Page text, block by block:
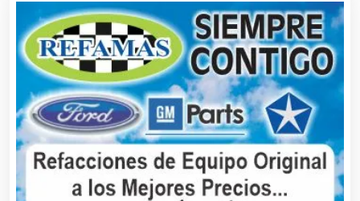
Asilos
Asociaciones Civiles
Asociaciones Empresariales